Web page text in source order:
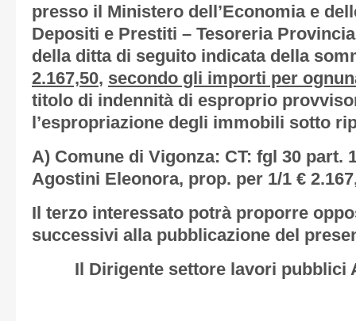
presso il Ministero dell’Economia e
Depositi e Prestiti – Tesoreria
della ditta di seguito indicata della
2.167,50, secondo gli importi per
titolo di indennità di esproprio
l’espropriazione degli immobili sotto
A) Comune di Vigonza: CT: fgl 30 part.
Agostini Eleonora, prop. per 1/1 €
Il terzo interessato potrà proporre
successivi alla pubblicazione del
Il Dirigente settore lavori pubblici